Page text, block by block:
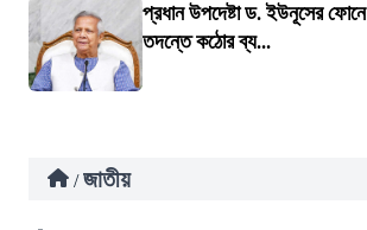
প্রধান উপদেষ্টা ড. ইউনূসের
তদন্তে কঠোর ব্য...
/ জাতীয়